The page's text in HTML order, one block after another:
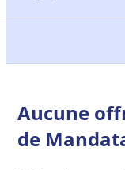
Aucune
de